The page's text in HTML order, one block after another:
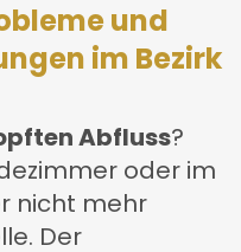
und
im Bezirk
Abfluss?
oder im
nicht mehr
Der